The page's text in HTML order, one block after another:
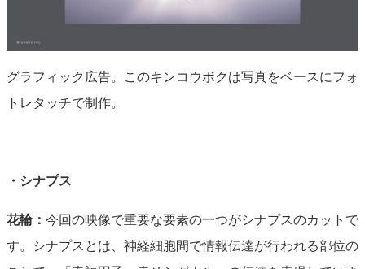
グラフィック広告。このキンコウボクは写真をベースにフォ
トレタッチで制作。
・シナプス
花輪： 今回の映像で重要な要素の一つがシナプスのカットで
す。シナプスとは、神経細胞間で情報伝達が行われる部位の